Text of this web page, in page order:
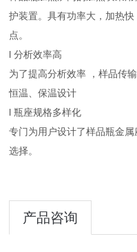
护装置。具有功率大，加热
点。
l 分析效率高
为了提高分析效率 ，样品传
恒温、保温设计
l 瓶座规格多样化
专门为用户设计了样品瓶金
选择。
产品咨询